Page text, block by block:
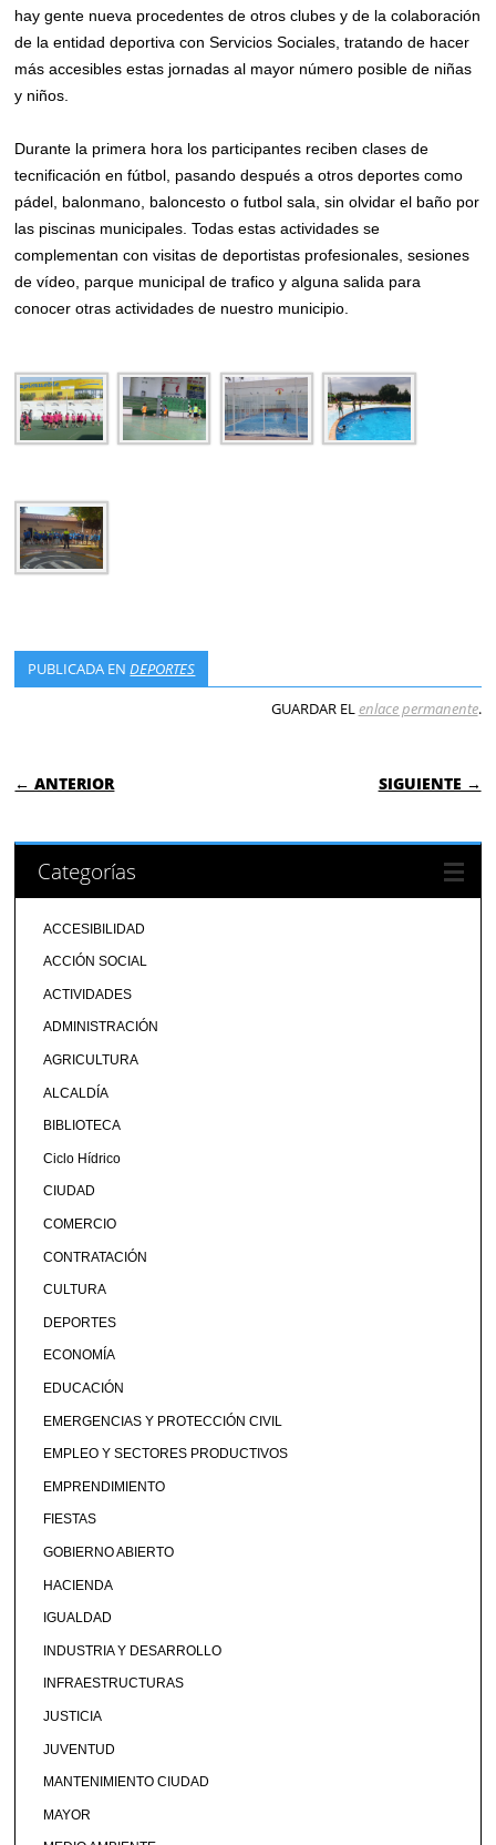
hay gente nueva procedentes de otros clubes y de la colaboración
de la entidad deportiva con Servicios Sociales, tratando de hacer
más accesibles estas jornadas al mayor número posible de niñas
y niños.
Durante la primera hora los participantes reciben clases de
tecnificación en fútbol, pasando después a otros deportes como
pádel, balonmano, baloncesto o futbol sala, sin olvidar el baño por
las piscinas municipales. Todas estas actividades se
complementan con visitas de deportistas profesionales, sesiones
de vídeo, parque municipal de trafico y alguna salida para
conocer otras actividades de nuestro municipio.
PUBLICADA ENDEPORTES
GUARDAR ELenlace permanente.
NAVEGACIÓN DE ENTRADAS
← ANTERIOR SIGUIENTE →
Categorías
ACCESIBILIDAD
ACCIÓN SOCIAL
ACTIVIDADES
ADMINISTRACIÓN
AGRICULTURA
ALCALDÍA
BIBLIOTECA
Ciclo Hídrico
CIUDAD
COMERCIO
CONTRATACIÓN
CULTURA
DEPORTES
ECONOMÍA
EDUCACIÓN
EMERGENCIAS Y PROTECCIÓN CIVIL
EMPLEO Y SECTORES PRODUCTIVOS
EMPRENDIMIENTO
FIESTAS
GOBIERNO ABIERTO
HACIENDA
IGUALDAD
INDUSTRIA Y DESARROLLO
INFRAESTRUCTURAS
JUSTICIA
JUVENTUD
MANTENIMIENTO CIUDAD
MAYOR